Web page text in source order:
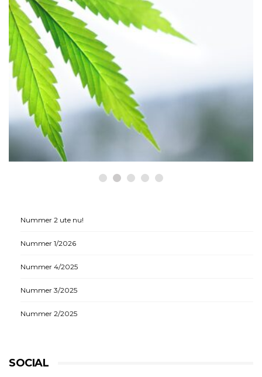
HÄLSA
Historiska beslut som gynnar
medicinsk cannabis
Nummer 2 ute nu!
Nummer 1/2026
Nummer 4/2025
Nummer 3/2025
Nummer 2/2025
SOCIAL